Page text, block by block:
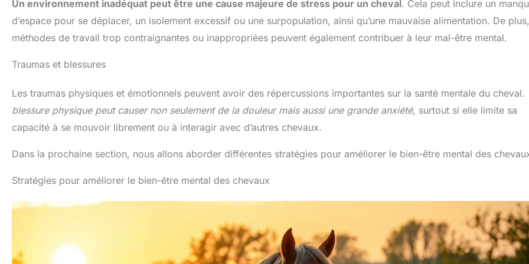
Un environnement inadéquat peut être une cause majeure de stress pour un cheval. Cela peut inclure un
d’espace pour se déplacer, un isolement excessif ou une surpopulation, ainsi qu’une mauvaise alimentation. De
méthodes de travail trop contraignantes ou inappropriées peuvent également contribuer à leur mal-être mental.
Traumas et blessures
Les traumas physiques et émotionnels peuvent avoir des répercussions importantes sur la santé mentale du cheval.
blessure physique peut causer non seulement de la douleur mais aussi une grande anxiété, surtout si elle limite sa
capacité à se mouvoir librement ou à interagir avec d’autres chevaux.
Dans la prochaine section, nous allons aborder différentes stratégies pour améliorer le bien-être mental des
Stratégies pour améliorer le bien-être mental des chevaux